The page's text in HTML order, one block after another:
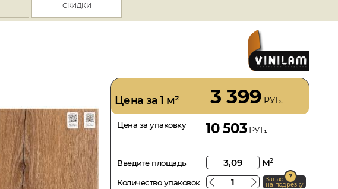
СКИДКИ
Цена за 1 м² 3 399 РУБ.
Цена за упаковку 10 503РУБ.
Введите площадь м2
Количество упаковок Запас
на подрезку